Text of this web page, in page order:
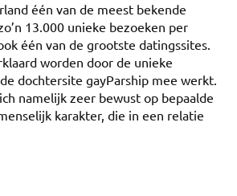
één van de meest bekende
13.000 unieke bezoeken per
één van de grootste datingssites.
worden door de unieke
dochtersite gayParship mee werkt.
namelijk zeer bewust op bepaalde
karakter, die in een relatie